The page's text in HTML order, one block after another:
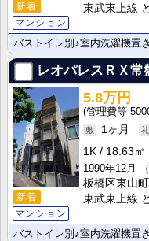
新着
マンション
東武東上線
バストイレ別♪室内洗濯機置
レオパレスＲＸ常
新着
マンション
5.8万円
1ヶ月
1K
18.63㎡
1990年12月
板橋区東山町
東武東上線
バストイレ別♪室内洗濯機置